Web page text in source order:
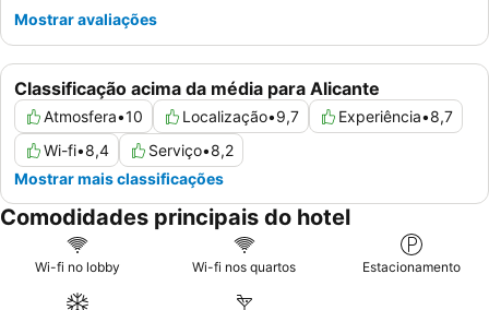
Classificação acima da média para Alicante
Atmosfera•10 Localização•9,7 Experiência•8,7
Wi-fi•8,4 Serviço•8,2
Mostrar mais classificações
Mostrar avaliações
Comodidades principais do hotel
Wi-fi no lobby Wi-fi nos quartos Estacionamento